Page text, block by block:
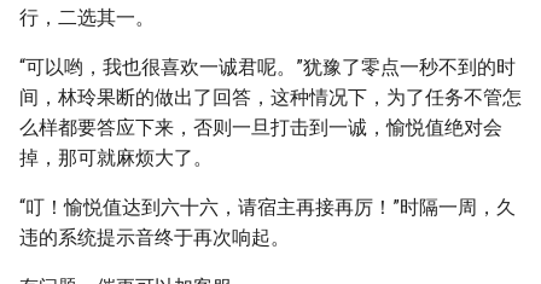
行，二选其一。
“可以哟，我也很喜欢一诚君呢。”犹豫了零点一秒不到的时
间，林玲果断的做出了回答，这种情况下，为了任务不管怎
么样都要答应下来，否则一旦打击到一诚，愉悦值绝对会
掉，那可就麻烦大了。
“叮！愉悦值达到六十六，请宿主再接再厉！”时隔一周，久
违的系统提示音终于再次响起。